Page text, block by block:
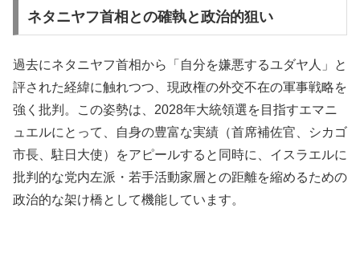
ネタニヤフ首相との確執と政治的狙い
過去にネタニヤフ首相から「自分を嫌悪するユダヤ人」と
評された経緯に触れつつ、現政権の外交不在の軍事戦略を
強く批判。この姿勢は、2028年大統領選を目指すエマニ
ュエルにとって、自身の豊富な実績（首席補佐官、シカゴ
市長、駐日大使）をアピールすると同時に、イスラエルに
批判的な党内左派・若手活動家層との距離を縮めるための
政治的な架け橋として機能しています。